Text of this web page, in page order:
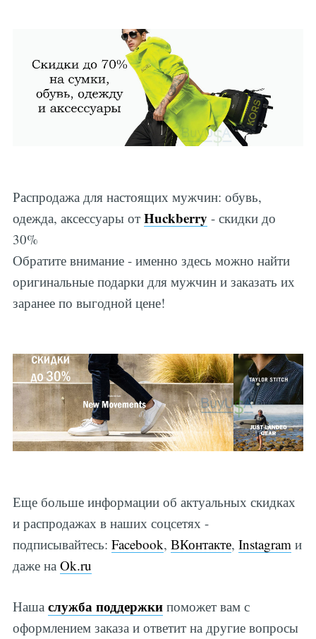
Распродажа для настоящих мужчин: обувь,
одежда, аксессуары от Huckberry - скидки до
30%
Обратите внимание - именно здесь можно найти
оригинальные подарки для мужчин и заказать их
заранее по выгодной цене!
Еще больше информации об актуальных скидках
и распродажах в наших соцсетях -
подписывайтесь: Facebook, ВКонтакте, Instagram и
даже на Ok.ru
Наша служба поддержкипоможет вам с
оформлением заказа и ответит на другие вопросы